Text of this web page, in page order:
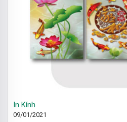
In Kính
09/01/2021